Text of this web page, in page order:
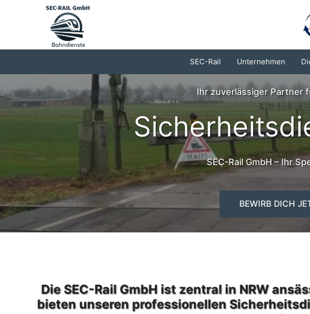
SEC-Rail Unternehmen
Ihr zuverlässiger Partner
SEC-Rail GmbH – Ihr
BEWIRB DICH
Die SEC-Rail GmbH ist zentral in NRW
bieten unseren professionellen